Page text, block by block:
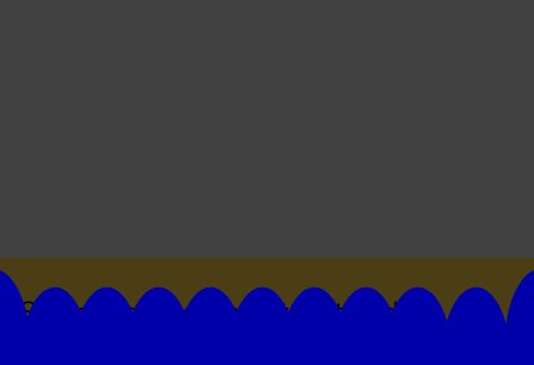
Suivez toutes les actualités du